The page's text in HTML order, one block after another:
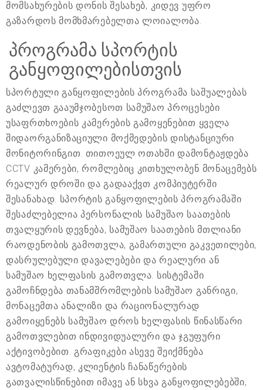
მომსახურების დონის შესახებ, კიდევ უფრო
გაზარდოს მომხმარებელთა ლოიალობა.
პროგრამა სპორტის
განყოფილებისთვის
სპორტული განყოფილების პროგრამა საშუალებას
გაძლევთ გააუმჯობესოთ სამუშაო პროცესები
უსაფრთხოების კამერების გამოყენებით ყველა
შიდაორგანიზაციული მოქმედების დისტანციური
მონიტორინგით. თითოეულ ოთახში დამონტაჟდება
CCTV კამერები, რომლებიც კითხულობენ მონაცემებს
რეალურ დროში და გადააქვთ კომპიუტერში
შესანახად. სპორტის განყოფილების პროგრამაში
შესაძლებელია პერსონალის სამუშაო საათების
თვალყურის დევნება, სამუშაო საათების მთლიანი
რაოდენობის გამოთვლა, გამართული გაკვეთილები,
დასრულებული დავალებები და რეალური ან
სამუშაო ხელფასის გამოთვლა. სისტემაში
გამოჩნდება თანამშრომლების სამუშაო განრიგი,
მონაცემთა ანალიზი და რაციონალურად
გამოიყენებს სამუშაო დროს ხელფასის წინასწარი
გამოთვლებით ინდივიდუალური და ჯგუფური
აქტივობებით. გრაფიკები ასევე შეიქმნება
ავტომატურად, კლიენტის ჩანაწერების
გათვალისწინებით იმავე ან სხვა განყოფილებებში,